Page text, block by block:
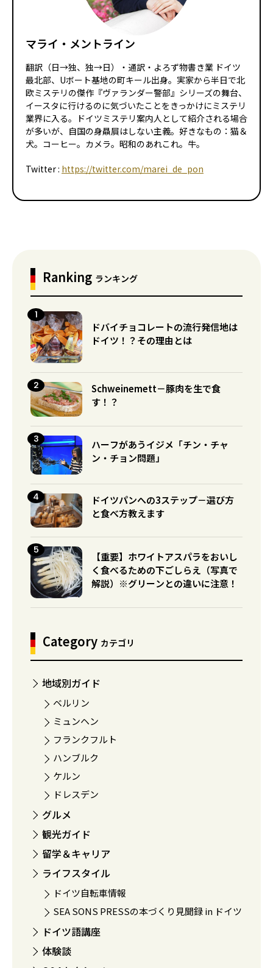
マライ・メントライン
翻訳（日→独、独→日）・通訳・よろず物書き業 ドイツ
最北部、Uボート基地の町キール出身。実家から半日で北
欧ミステリの傑作『ヴァランダー警部』シリーズの舞台、
イースタに行けるのに気づいたことをきっかけにミステリ
業界に入る。ドイツミステリ案内人として紹介される場合
が多いが、自国の身贔屓はしない主義。好きなもの：猫＆
犬。コーヒー。カメラ。昭和のあれこれ。牛。
Twitter : https://twitter.com/marei_de_pon
Ranking ランキング
ドバイチョコレートの流行発信地は
ドイツ！？その理由とは
Schweinemett－豚肉を生で食
す！？
ハーフがあうイジメ「チン・チャ
ン・チョン問題」
ドイツパンへの3ステップ－選び方
と食べ方教えます
【重要】ホワイトアスパラをおいし
く食べるための下ごしらえ（写真で
解説）※グリーンとの違いに注意！
Category カテゴリ
地域別ガイド
ベルリン
ミュンヘン
フランクフルト
ハンブルク
ケルン
ドレスデン
グルメ
観光ガイド
留学＆キャリア
ライフスタイル
ドイツ自転車情報
SEA SONS PRESSの本づくり見聞録 in ドイツ
ドイツ語講座
体験談